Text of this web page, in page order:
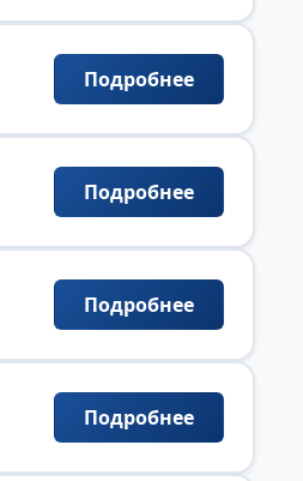
Подробнее
Подробнее
Подробнее
Подробнее